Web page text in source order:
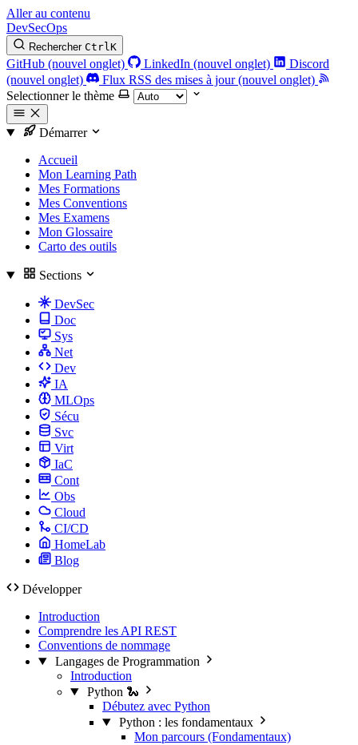
Aller au contenu
DevSecOps
Rechercher CtrlK
GitHub (nouvel onglet) LinkedIn (nouvel onglet)
Discord
(nouvel onglet)
Flux RSS des mises à jour (nouvel onglet)
Selectionner le thème
Démarrer
Accueil
Mon Learning Path
Mes Formations
Mes Conventions
Mes Examens
Mon Glossaire
Carto des outils
Sections
DevSec
Doc
Sys
Net
Dev
IA
MLOps
Sécu
Svc
Virt
IaC
Cont
Obs
Cloud
CI/CD
HomeLab
Blog
Développer
Introduction
Comprendre les API REST
Conventions de nommage
Langages de Programmation
Introduction
Python 🐍
Débutez avec Python
Python : les fondamentaux
Mon parcours (Fondamentaux)